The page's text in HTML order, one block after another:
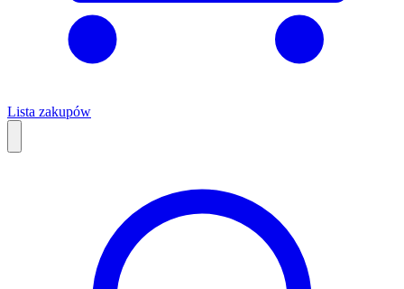
Lista zakupów